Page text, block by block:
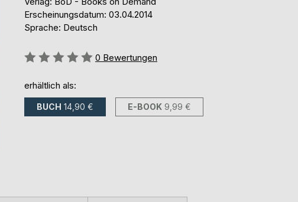
Erscheinungsdatum: 03.04.2014
Sprache: Deutsch
Bewertung::
0 Bewertungen
erhältlich als:
BUCH 14,90 € E-BOOK 9,99 €